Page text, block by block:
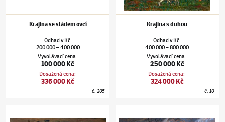
Krajina se stádem ovcí
Odhadv Kč:
200 000–400 000
Vyvolávací cena:
100 000 Kč
Dosažená cena:
336 000 Kč
č.205
Krajina s duhou
OdhadvKč:
400 000–800 000
Vyvolávací cena:
250 000 Kč
Dosažená cena:
324 000 Kč
č.10